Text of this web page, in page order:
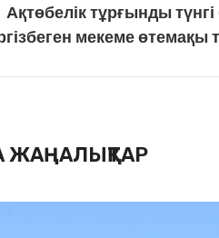
Ақтөбелік тұрғынды түнгі
мекеме өтемақы
ЖАҢАЛЫҚТАР